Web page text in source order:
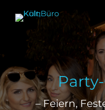
– Feiern,